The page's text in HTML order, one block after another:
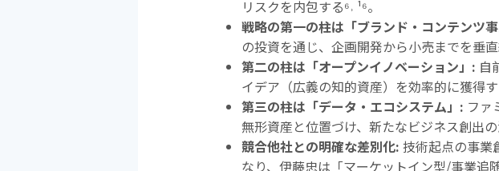
リスクを内包する⁶˒ ¹⁶。
戦略の第一の柱は「ブランド・コンテンツ事
の投資を通じ、企画開発から小売までを垂
第二の柱は「オープンイノベーション」 : 自
イデア（広義の知的資産）を効率的に獲得
第三の柱は「データ・エコシステム」 : ファ
無形資産と位置づけ、新たなビジネス創出
競合他社との明確な差別化: 技術起点の事業
なり、伊藤忠は「マーケットイン型/事業追